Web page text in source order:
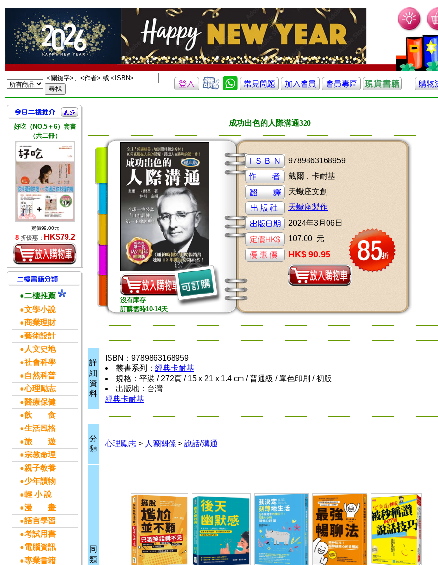
好吃（NO.5＋6）套書
（共二冊）
定價99.00元
8 折優惠： HK$79.2
●二樓推薦
●文學小說
●商業理財
●藝術設計
●人文史地
●社會科學
●自然科普
●心理勵志
●醫療保健
●飲 食
●生活風格
●旅 遊
●宗教命理
●親子教養
●少年讀物
●輕 小 說
●漫 畫
●語言學習
●考試用書
●電腦資訊
●專業書籍
成功出色的人際溝通320
沒有庫存
訂購需時10-14天
9789863168959
戴爾．卡耐基
天蠍座文創
天蠍座製作
2024年3月06日
107.00 元
HK$ 90.95
詳
細
資
料
ISBN：9789863168959
叢書系列： 經典卡耐基
規格：平裝 / 272頁 / 15 x 21 x 1.4 cm / 普通級 / 單色印刷 / 初版
出版地：台灣
經典卡耐基
分
類
心理勵志 > 人際關係 > 說話/溝通
同
類